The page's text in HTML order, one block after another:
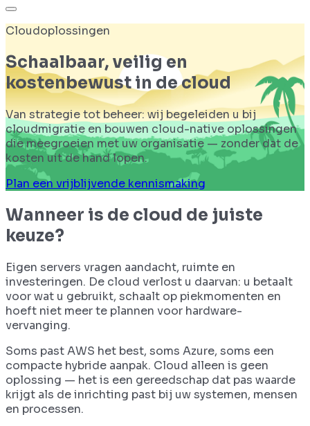
Cloudoplossingen
Schaalbaar, veilig en
kostenbewust in de cloud
Van strategie tot beheer: wij begeleiden u bij
cloudmigratie en bouwen cloud-native oplossingen
die meegroeien met uw organisatie — zonder dat de
kosten uit de hand lopen.
Plan een vrijblijvende kennismaking
Wanneer is de cloud de juiste
keuze?
Eigen servers vragen aandacht, ruimte en
investeringen. De cloud verlost u daarvan: u betaalt
voor wat u gebruikt, schaalt op piekmomenten en
hoeft niet meer te plannen voor hardware-
vervanging.
Soms past AWS het best, soms Azure, soms een
compacte hybride aanpak. Cloud alleen is geen
oplossing — het is een gereedschap dat pas waarde
krijgt als de inrichting past bij uw systemen, mensen
en processen.